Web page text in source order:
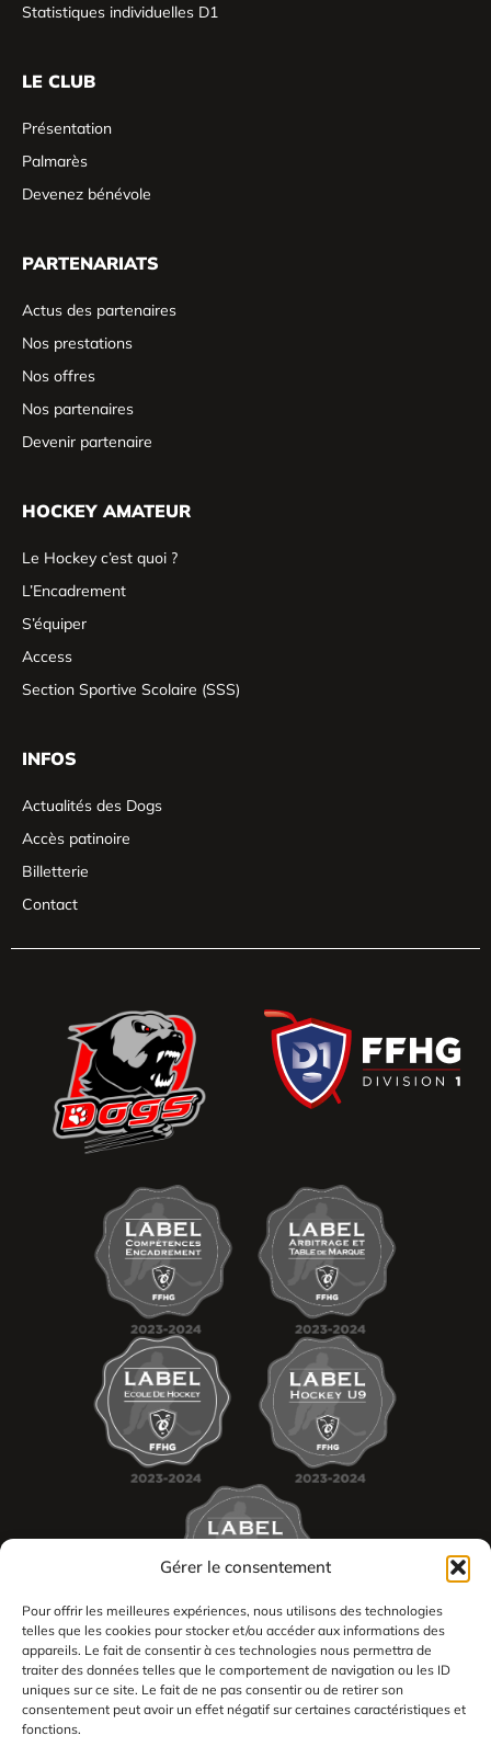
Gérer le consentement
Pour offrir les meilleures expériences, nous utilisons des technologies
telles que les cookies pour stocker et/ou accéder aux informations des
appareils. Le fait de consentir à ces technologies nous permettra de
traiter des données telles que le comportement de navigation ou les ID
uniques sur ce site. Le fait de ne pas consentir ou de retirer son
consentement peut avoir un effet négatif sur certaines caractéristiques et
fonctions.
Statistiques individuelles D1
LE CLUB
Présentation
Palmarès
Devenez bénévole
PARTENARIATS
Actus des partenaires
Nos prestations
Nos offres
Nos partenaires
Devenir partenaire
HOCKEY AMATEUR
Le Hockey c’est quoi ?
L’Encadrement
S’équiper
Access
Section Sportive Scolaire (SSS)
INFOS
Actualités des Dogs
Accès patinoire
Billetterie
Contact
2026